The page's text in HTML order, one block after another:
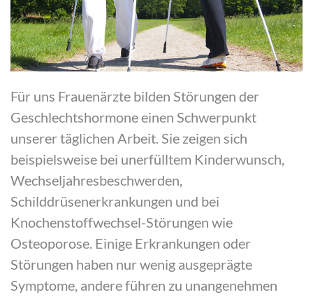
Für uns Frauenärzte bilden Störungen der
Geschlechtshormone einen Schwerpunkt
unserer täglichen Arbeit. Sie zeigen sich
beispielsweise bei unerfülltem Kinderwunsch,
Wechseljahresbeschwerden,
Schilddrüsenerkrankungen und bei
Knochenstoffwechsel-Störungen wie
Osteoporose. Einige Erkrankungen oder
Störungen haben nur wenig ausgeprägte
Symptome, andere führen zu unangenehmen